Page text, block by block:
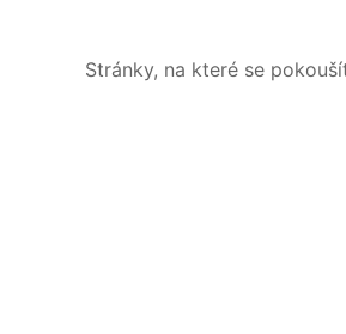
Stránky, na které se